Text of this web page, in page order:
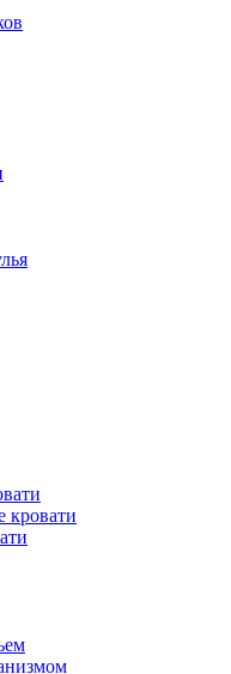
кровати